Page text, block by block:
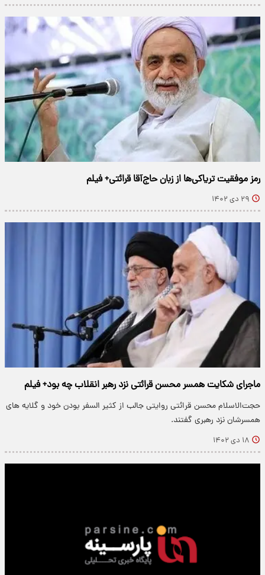
رمز موفقیت تریاکی‌ها از زبان حاج‌آقا قرائتی+ فیلم
۲۹ دی ۱۴۰۲
ماجرای شکایت همسر محسن قرائتی نزد رهبر انقلاب چه بود+ فیلم
حجت‌الاسلام محسن قرائتی روایتی جالب از کثیر السفر بودن خود و گلایه های
همسرشان نزد رهبری گفتند.
۱۸ دی ۱۴۰۲